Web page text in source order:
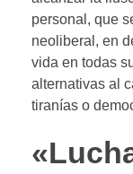
personal, que
neoliberal, en
vida en todas
alternativas al
tiranías o